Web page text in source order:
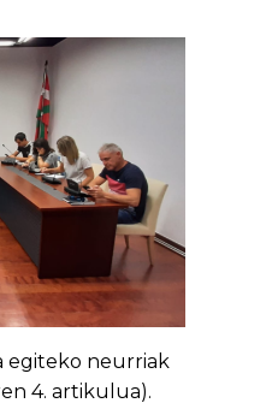
egiteko neurriak
4. artikulua).